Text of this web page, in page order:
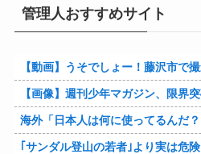
管理人おすすめサイト
【動画】うそでしょー！藤沢市で撮影された予測
【画像】週刊少年マガジン、限界
海外「日本人は何に使ってるんだ？」 世界的ブームの日本の食品、
｢サンダル登山の若者｣より実は危険…標高599ｍの高尾山で年間100件